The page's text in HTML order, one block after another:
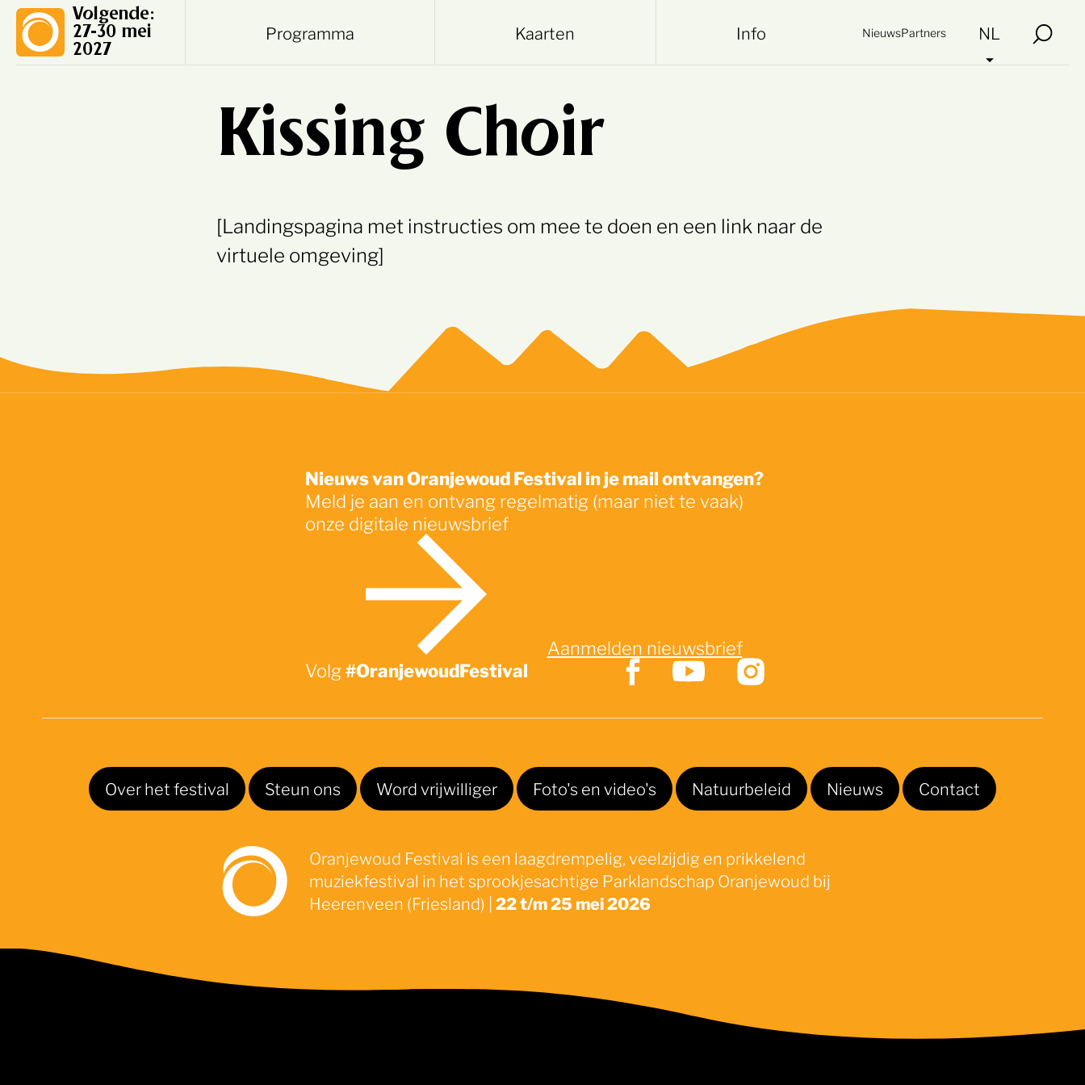
Volgende:
27-30 mei
2027
Programma Kaarten Info NieuwsPartners NL
Zoek
Kissing Choir
[Landingspagina met instructies om mee te doen en een link naar de
virtuele omgeving]
Nieuws van Oranjewoud Festival in je mail ontvangen?
Meld je aan en ontvang regelmatig (maar niet te vaak)
onze digitale nieuwsbrief
Aanmelden nieuwsbrief
Volg#OranjewoudFestival
Over het festival Steun ons Word vrijwilliger Foto's en video's Natuurbeleid Nieuws Contact
Oranjewoud Festival is een laagdrempelig, veelzijdig en prikkelend
muziekfestival in het sprookjesachtige Parklandschap Oranjewoud bij
Heerenveen (Friesland) |22 t/m 25 mei 2026